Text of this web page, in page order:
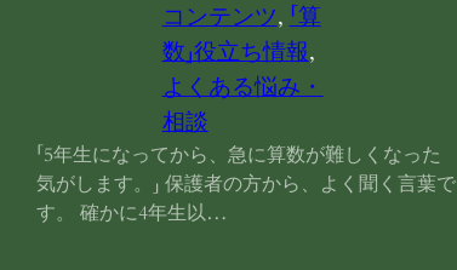
コンテンツ, 「算
数」役立ち情報
よくある悩み・
相談
「5年生になってから、急に算数が難しくなった
気がします。」 保護者の方から、よく聞く言葉で
す。 確かに4年生以…